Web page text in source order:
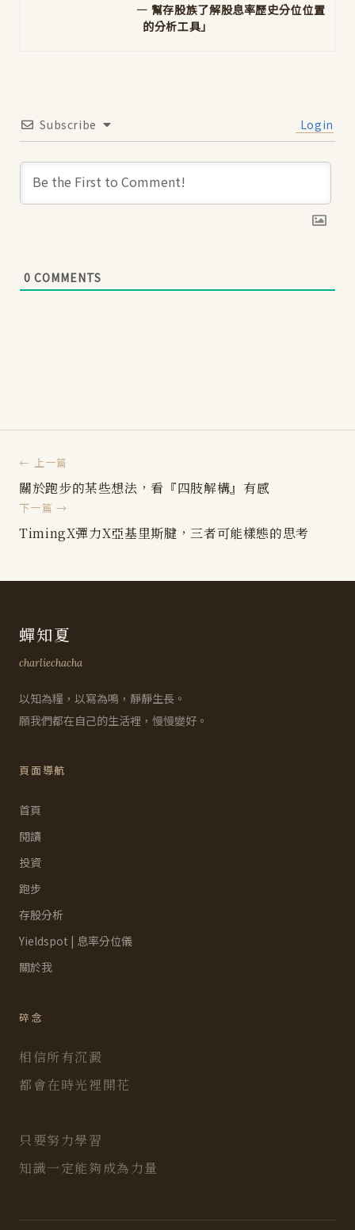
— 幫存股族了解股息率歷史分位位置
的分析工具」
Subscribe Login
0 COMMENTS
← 上一篇
關於跑步的某些想法，看『四肢解構』有感
下一篇 →
TimingX彈力X亞基里斯腱，三者可能樣態的思考
蟬知夏
charliechacha
以知為糧，以寫為鳴，靜靜生長。
願我們都在自己的生活裡，慢慢變好。
頁面導航
首頁
閱讀
投資
跑步
存股分析
Yieldspot | 息率分位儀
關於我
碎念
相信所有沉澱
都會在時光裡開花
只要努力學習
知識一定能夠成為力量